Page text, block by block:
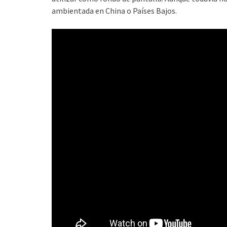
ambientada en China o Países Bajos.